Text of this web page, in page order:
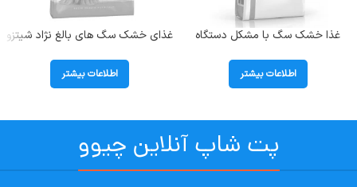
غذا خشک سگ با مشکل دستگاه
اطلاعات بیشتر
غذای خشک سگ های بالغ نژاد شیتزو
کیلوگرم
اطلاعات بیشتر
پت شاپ آنلاین چیوو